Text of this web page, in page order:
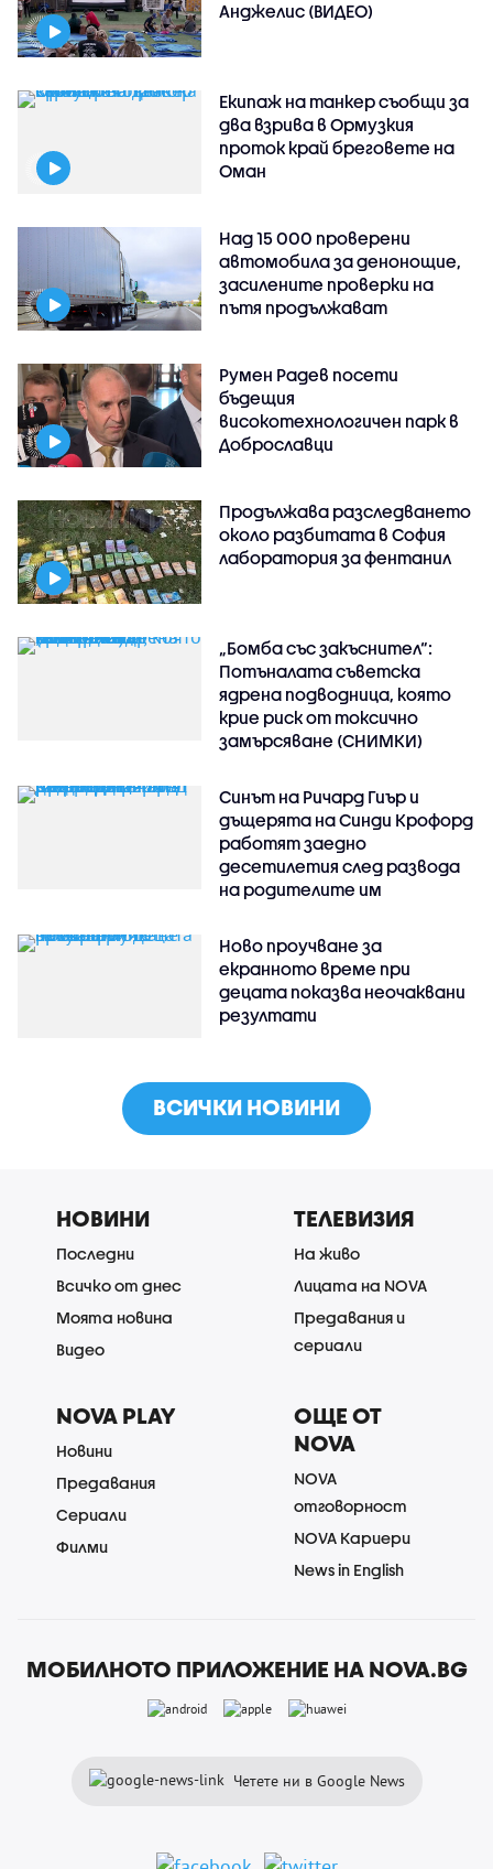
Анджелис (ВИДЕО)
Екипаж на танкер съобщи за
два взрива в Ормузкия
проток край бреговете на
Оман
Над 15 000 проверени
автомобила за денонощие,
засилените проверки на
пътя продължават
Румен Радев посети
бъдещия
високотехнологичен парк в
Доброславци
Продължава разследването
около разбитата в София
лаборатория за фентанил
„Бомба със закъснител“:
Потъналата съветска
ядрена подводница, която
крие риск от токсично
замърсяване (СНИМКИ)
Синът на Ричард Гиър и
дъщерята на Синди Крофорд
работят заедно
десетилетия след развода
на родителите им
Ново проучване за
екранното време при
децата показва неочаквани
резултати
ВСИЧКИ НОВИНИ
НОВИНИ
Последни
Всичко от днес
Моята новина
Видео
ТЕЛЕВИЗИЯ
На живо
Лицата на NOVA
Предавания и
сериали
NOVA PLAY
Новини
Предавания
Сериали
Филми
ОЩЕ ОТ
NOVA
NOVA
отговорност
NOVA Кариери
News in English
МОБИЛНОТО ПРИЛОЖЕНИЕ НА NOVA.BG
Четете ни в Google News